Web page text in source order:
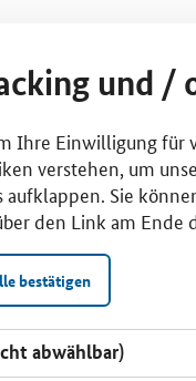
und /
Ihre Einwilligung
verstehen, um
aufklappen. Sie
den Link am Ende
bestätigen
abwählbar)